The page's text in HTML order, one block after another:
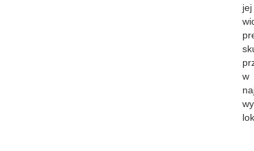
jej
w